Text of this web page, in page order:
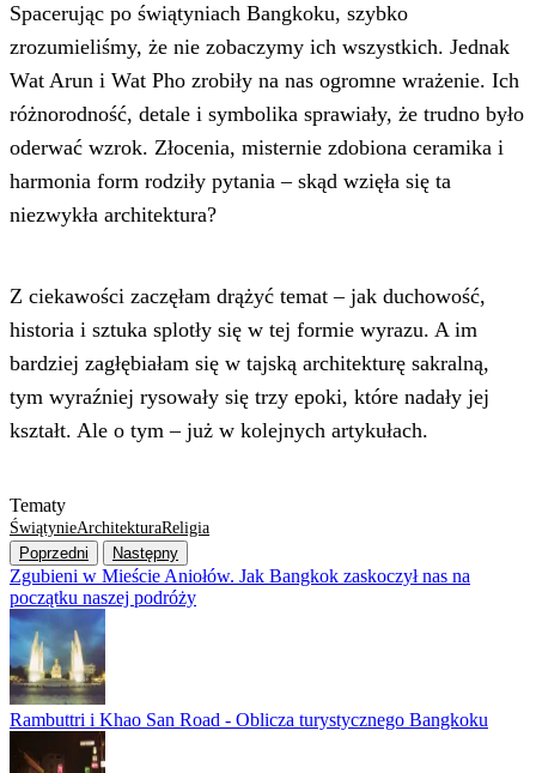
Spacerując po świątyniach Bangkoku, szybko
zrozumieliśmy, że nie zobaczymy ich wszystkich. Jednak
Wat Arun i Wat Pho zrobiły na nas ogromne wrażenie. Ich
różnorodność, detale i symbolika sprawiały, że trudno było
oderwać wzrok. Złocenia, misternie zdobiona ceramika i
harmonia form rodziły pytania – skąd wzięła się ta
niezwykła architektura?
Z ciekawości zaczęłam drążyć temat – jak duchowość,
historia i sztuka splotły się w tej formie wyrazu. A im
bardziej zagłębiałam się w tajską architekturę sakralną,
tym wyraźniej rysowały się trzy epoki, które nadały jej
kształt. Ale o tym – już w kolejnych artykułach.
Tematy
ŚwiątynieArchitekturaReligia
Poprzedni
Następny
Zgubieni w Mieście Aniołów. Jak Bangkok zaskoczył nas na
początku naszej podróży
Rambuttri i Khao San Road - Oblicza turystycznego Bangkoku